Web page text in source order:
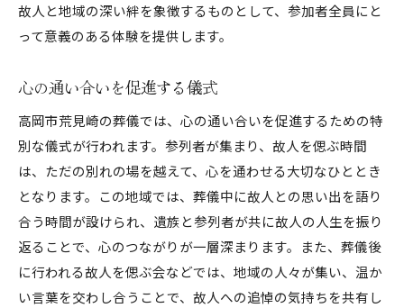
故人と地域の深い絆を象徴するものとして、参加者全員にと
って意義のある体験を提供します。
心の通い合いを促進する儀式
高岡市荒見崎の葬儀では、心の通い合いを促進するための特
別な儀式が行われます。参列者が集まり、故人を偲ぶ時間
は、ただの別れの場を越えて、心を通わせる大切なひととき
となります。この地域では、葬儀中に故人との思い出を語り
合う時間が設けられ、遺族と参列者が共に故人の人生を振り
返ることで、心のつながりが一層深まります。また、葬儀後
に行われる故人を偲ぶ会などでは、地域の人々が集い、温か
い言葉を交わし合うことで、故人への追悼の気持ちを共有し